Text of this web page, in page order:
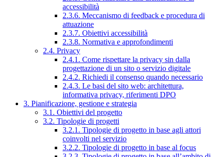
accessibilità
2.3.6. Meccanismo di feedback e procedura di
attuazione
2.3.7. Obiettivi accessibilità
2.3.8. Normativa e approfondimenti
2.4. Privacy
2.4.1. Come rispettare la privacy sin dalla
progettazione di un sito o servizio digitale
2.4.2. Richiedi il consenso quando necessario
2.4.3. Le basi del sito web: architettura,
informativa privacy, riferimenti DPO
3. Pianificazione, gestione e strategia
3.1. Obiettivi del progetto
3.2. Tipologie di progetti
3.2.1. Tipologie di progetto in base agli attori
coinvolti nel servizio
3.2.2. Tipologie di progetto in base al focus